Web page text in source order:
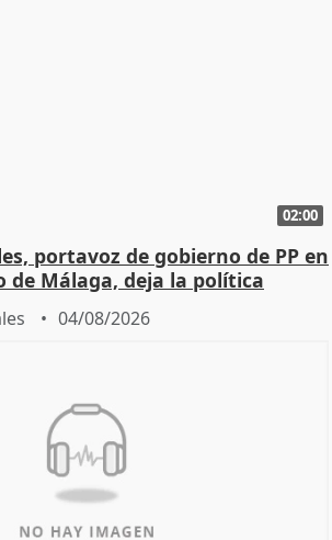
02:00
portavoz de gobierno de PP en
de Málaga, deja la política
04/08/2026